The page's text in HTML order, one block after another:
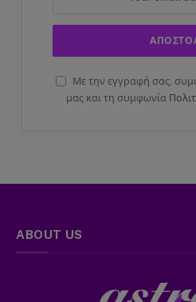
Με την εγγραφή σας,
μας και τη συμφωνία
ABOUT US